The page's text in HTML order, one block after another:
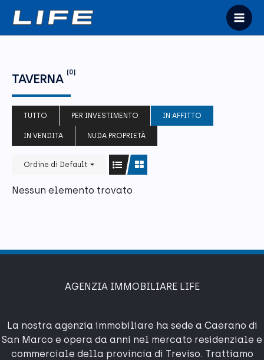
contenuto
TAVERNA (0)
TUTTO PER INVESTIMENTO IN AFFITTO
IN VENDITA NUDA PROPRIETÀ
Ordine di Default
Nessun elemento trovato
AGENZIA IMMOBILIARE LIFE
La nostra agenzia immobiliare ha sede a Caerano di
San Marco e opera da anni nel mercato residenziale e
commerciale della provincia di Treviso. Trattiamo